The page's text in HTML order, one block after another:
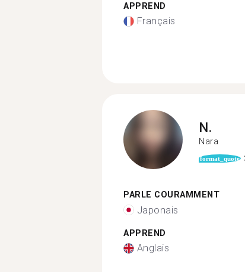
APPREND
Français
N.
Nara
format_quote
PARLE COURAMMENT
Japonais
APPREND
Anglais